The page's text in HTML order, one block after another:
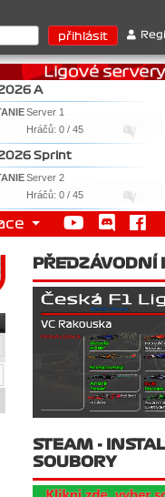
: 1. Ferrari . 2.
A
Server 1
Hráčů: 0 / 45
Sprint
Server 2
Hráčů: 0 / 45
PŘEDZÁVODNÍ
STEAM -
SOUBORY